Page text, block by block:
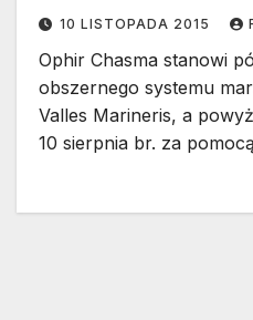
10 LISTOPADA 2015
Ophir Chasma stanowi
obszernego systemu
Valles Marineris, a
10 sierpnia br. za